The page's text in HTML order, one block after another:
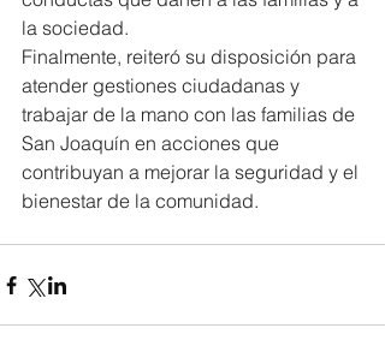
la sociedad.
Finalmente, reiteró su disposición para
atender gestiones ciudadanas y
trabajar de la mano con las familias de
San Joaquín en acciones que
contribuyan a mejorar la seguridad y el
bienestar de la comunidad.